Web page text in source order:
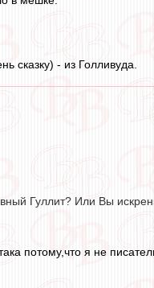
сказку) - из Голливуда.
Гуллит? Или Вы
потому,что я не